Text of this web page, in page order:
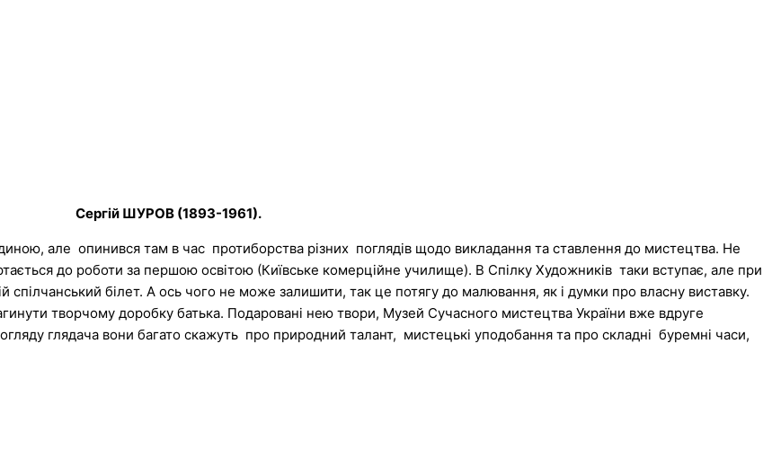
Сергій ШУРОВ (1893-1961).
але опинився там в час протиборства різних поглядів щодо викладання та ставлення до мистецтва. Не
до роботи за першою освітою (Київське комерційне училище). В Спілку Художників таки вступає, але при
спілчанський білет. А ось чого не може залишити, так це потягу до малювання, як і думки про власну виставку.
творчому доробку батька. Подаровані нею твори, Музей Сучасного мистецтва України вже вдруге
глядача вони багато скажуть про природний талант, мистецькі уподобання та про складні буремні часи,